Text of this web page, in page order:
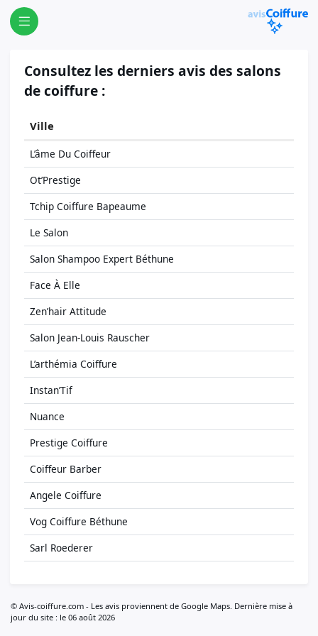
Consultez les derniers avis des salons
de coiffure :
Ville
L’âme Du Coiffeur
Ot’Prestige
Tchip Coiffure Bapeaume
Le Salon
Salon Shampoo Expert Béthune
Face À Elle
Zen’hair Attitude
Salon Jean-Louis Rauscher
L’arthémia Coiffure
Instan’Tif
Nuance
Prestige Coiffure
Coiffeur Barber
Angele Coiffure
Vog Coiffure Béthune
Sarl Roederer
© Avis-coiffure.com - Les avis proviennent de Google Maps. Dernière mise à
jour du site : le 06 août 2026